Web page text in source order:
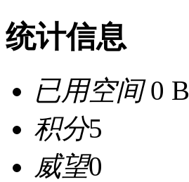
统计信息
已用空间0 B
积分5
威望0